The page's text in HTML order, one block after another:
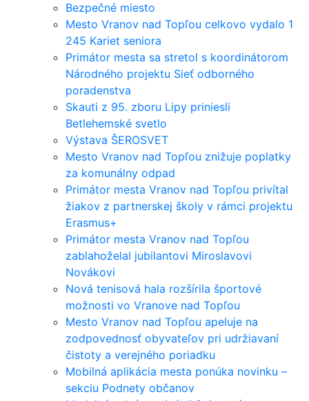
Bezpečné miesto
Mesto Vranov nad Topľou celkovo vydalo 1
245 Kariet seniora
Primátor mesta sa stretol s koordinátorom
Národného projektu Sieť odborného
poradenstva
Skauti z 95. zboru Lipy priniesli
Betlehemské svetlo
Výstava ŠEROSVET
Mesto Vranov nad Topľou znižuje poplatky
za komunálny odpad
Primátor mesta Vranov nad Topľou privítal
žiakov z partnerskej školy v rámci projektu
Erasmus+
Primátor mesta Vranov nad Topľou
zablahoželal jubilantovi Miroslavovi
Novákovi
Nová tenisová hala rozšírila športové
možnosti vo Vranove nad Topľou
Mesto Vranov nad Topľou apeluje na
zodpovednosť obyvateľov pri udržiavaní
čistoty a verejného poriadku
Mobilná aplikácia mesta ponúka novinku –
sekciu Podnety občanov